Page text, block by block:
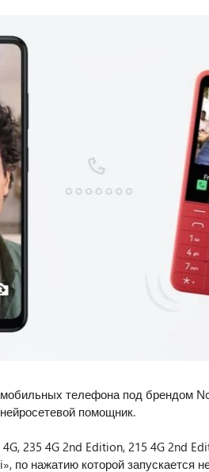
телефона под брендом
помощник.
235 4G 2nd Edition, 215 4G 2nd
по нажатию которой запускается